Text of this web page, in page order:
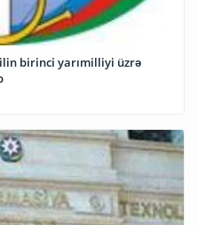
birinci yarımilliyi üzrə